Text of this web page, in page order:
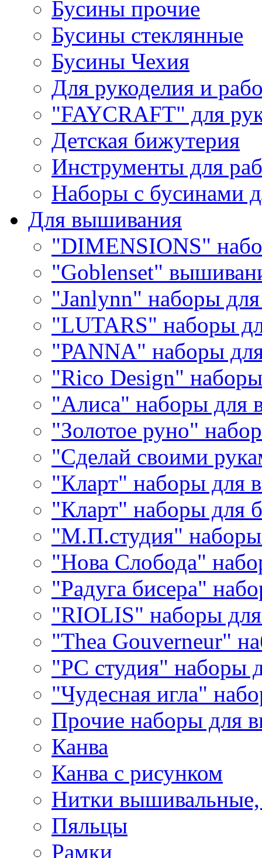
Бусины прочие
Бусины стеклянные
Бусины Чехия
Для рукоделия и
"FAYCRAFT" для
Детская бижутерия
Инструменты для
Наборы с бусинами
Для вышивания
"DIMENSIONS"
"Goblenset"
"Janlynn" наборы
"LUTARS" наборы
"PANNA" наборы
"Rico Design"
"Алиса" наборы для
"Золотое руно"
"Сделай своими
"Кларт" наборы для
"Кларт" наборы для
"М.П.студия"
"Нова Слобода"
"Радуга бисера"
"RIOLIS" наборы
"Thea Gouverneur"
"РС студия" наборы
"Чудесная игла"
Прочие наборы для
Канва
Канва с рисунком
Нитки
Пяльцы
Рамки